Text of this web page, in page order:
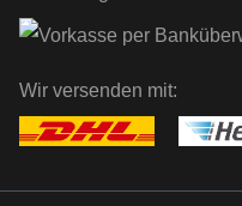
Wir versenden mit: